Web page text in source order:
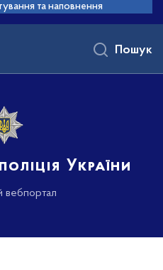
та наповнення
України
вебпортал
Пошук